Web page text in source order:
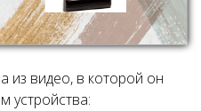
из видео, в которой он
устройства: